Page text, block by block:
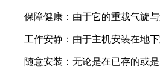
保障健康：由于它的重载气旋与
工作安静：由于主机安装在地下
随意安装：无论是在已存的或是